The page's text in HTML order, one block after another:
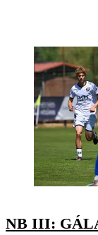
NB III: